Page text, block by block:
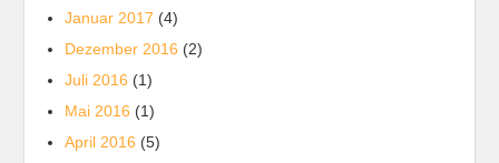
Januar 2017 (4)
Dezember 2016 (2)
Juli 2016 (1)
Mai 2016 (1)
April 2016 (5)